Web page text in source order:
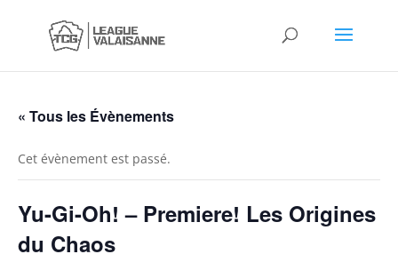
« Tous les Évènements
Cet évènement est passé.
Yu-Gi-Oh! – Premiere! Les Origines
du Chaos